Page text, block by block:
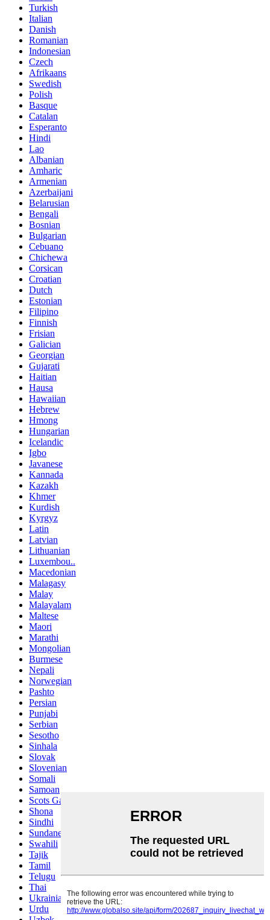
Turkish
Italian
Danish
Romanian
Indonesian
Czech
Afrikaans
Swedish
Polish
Basque
Catalan
Esperanto
Hindi
Lao
Albanian
Amharic
Armenian
Azerbaijani
Belarusian
Bengali
Bosnian
Bulgarian
Cebuano
Chichewa
Corsican
Croatian
Dutch
Estonian
Filipino
Finnish
Frisian
Galician
Georgian
Gujarati
Haitian
Hausa
Hawaiian
Hebrew
Hmong
Hungarian
Icelandic
Igbo
Javanese
Kannada
Kazakh
Khmer
Kurdish
Kyrgyz
Latin
Latvian
Lithuanian
Luxembou..
Macedonian
Malagasy
Malay
Malayalam
Maltese
Maori
Marathi
Mongolian
Burmese
Nepali
Norwegian
Pashto
Persian
Punjabi
Serbian
Sesotho
Sinhala
Slovak
Slovenian
Somali
Samoan
Scots Gaelic
Shona
Sindhi
Sundanese
Swahili
Tajik
Tamil
Telugu
Thai
Ukrainian
Urdu